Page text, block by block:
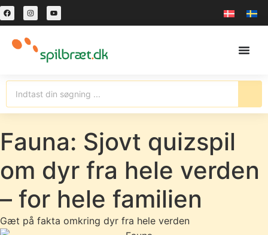
Fauna: Sjovt quizspil
om dyr fra hele verden
– for hele familien
Gæt på fakta omkring dyr fra hele verden